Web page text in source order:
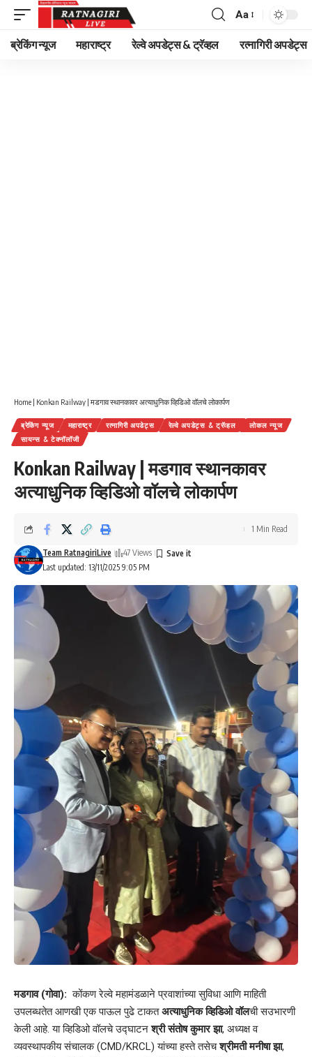
Font
Resizer
Aa
ब्रेकिंग न्यूज महाराष्ट्र रेल्वे अपडेट्स & ट्रॅव्हल रत्नागिरी अपडेट्स
Home | Konkan Railway | मडगाव स्थानकावर अत्याधुनिक व्हिडिओ वॉलचे लोकार्पण
ब्रेकिंग न्यूज महाराष्ट्र रत्नागिरी अपडेट्स रेल्वे अपडेट्स & ट्रॅव्हल
लोकल न्यूज
सायन्स & टेक्नॉलॉजी
Konkan Railway | मडगाव स्थानकावर
अत्याधुनिक व्हिडिओ वॉलचे लोकार्पण
Last updated: 13/11/2025 9:05 PM
Team RatnagiriLive 47 Views
1 Min Read
मडगाव (गोवा): कोंकण रेल्वे महामंडळाने प्रवाशांच्या सुविधा आणि माहिती
उपलब्धतेत आणखी एक पाऊल पुढे टाकतअत्याधुनिक व्हिडिओ वॉलची सउभारणी
केली आहे. या व्हिडिओ वॉलचे उद्घाटनश्री संतोष कुमार झा, अध्यक्ष व
व्यवस्थापकीय संचालक (CMD/KRCL) यांच्या हस्ते तसेचश्रीमती मनीषा झा,